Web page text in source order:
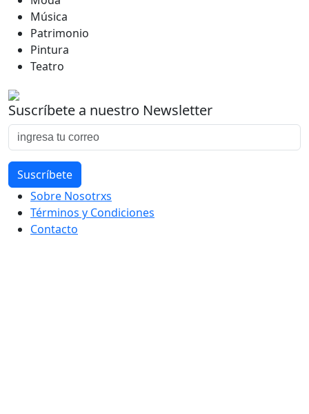
Música
Patrimonio
Pintura
Teatro
Suscríbete a nuestro Newsletter
Sobre Nosotrxs
Términos y Condiciones
Contacto